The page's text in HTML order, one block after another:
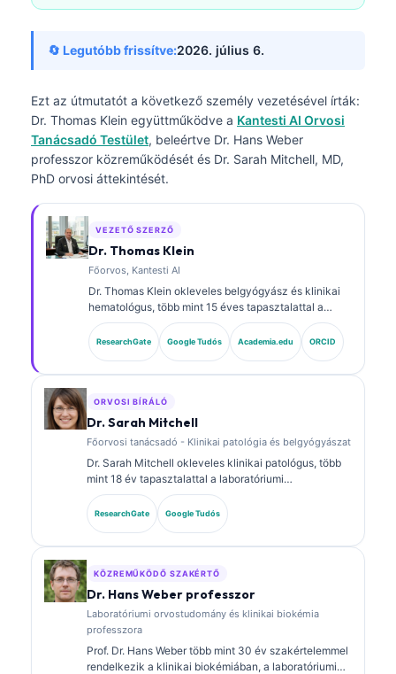
🔄 Legutóbb frissítve:2026. július 6.
Ezt az útmutatót a következő személy vezetésével írták:
Dr. Thomas Klein együttműködve a Kantesti AI Orvosi
Tanácsadó Testület, beleértve Dr. Hans Weber
professzor közreműködését és Dr. Sarah Mitchell, MD,
PhD orvosi áttekintését.
VEZETŐ SZERZŐ
Dr. Thomas Klein
Főorvos, Kantesti AI
Dr. Thomas Klein okleveles belgyógyász és klinikai
hematológus, több mint 15 éves tapasztalattal a
laboratóriumi orvoslás és az AI-támogatott klinikai
elemzés területén. A Kantesti AI vezérorvosaként
(Chief Medical Officer) biztosítja a saját fejlesztésű
értelmezésről és laboratóriumi diagnosztikáról
laboratóriumi orvostudományi témákban.
ResearchGate Google Tudós Academia.edu ORCID
ORVOSI BÍRÁLÓ
Dr. Sarah Mitchell
Főorvosi tanácsadó - Klinikai patológia és belgyógyászat
Dr. Sarah Mitchell okleveles klinikai patológus, több
mint 18 év tapasztalattal a laboratóriumi
orvostudomány és a diagnosztikai elemzés területén.
Klinikai kémiai szakterületi képesítésekkel
rendelkezik, és kiterjedten publikált biomarker-
ResearchGate Google Tudós
KÖZREMŰKÖDŐ SZAKÉRTŐ
Dr. Hans Weber professzor
Laboratóriumi orvostudomány és klinikai biokémia
professzora
Prof. Dr. Hans Weber több mint 30 év szakértelemmel
rendelkezik a klinikai biokémiában, a laboratóriumi